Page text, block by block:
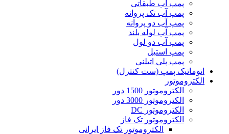
پمپ آب طبقاتی
پمپ آب تک پروانه
پمپ آب دو پروانه
پمپ آب لوله بلند
پمپ آب دو لول
پمپ استیل
پمپ پلی اتیلنی
اتوماتیک پمپ (ست کنترل)
الکتروموتور
الکتروموتور 1500 دور
الکتروموتور 3000 دور
الکتروموتور DC
الکتروموتور تک فاز
الکتروموتور تک فاز ایرانی